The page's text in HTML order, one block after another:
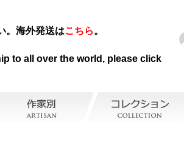
。海外発送はこちら。
to all over the world, please click